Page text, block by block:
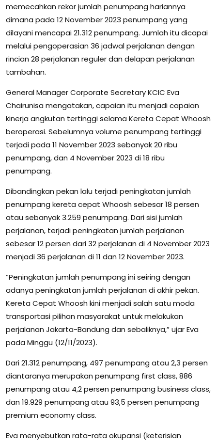
memecahkan rekor jumlah penumpang hariannya
dimana pada 12 November 2023 penumpang yang
dilayani mencapai 21.312 penumpang. Jumlah itu dicapai
melalui pengoperasian 36 jadwal perjalanan dengan
rincian 28 perjalanan reguler dan delapan perjalanan
tambahan.
General Manager Corporate Secretary KCIC Eva
Chairunisa mengatakan, capaian itu menjadi capaian
kinerja angkutan tertinggi selama Kereta Cepat Whoosh
beroperasi. Sebelumnya volume penumpang tertinggi
terjadi pada 11 November 2023 sebanyak 20 ribu
penumpang, dan 4 November 2023 di 18 ribu
penumpang.
Dibandingkan pekan lalu terjadi peningkatan jumlah
penumpang kereta cepat Whoosh sebesar 18 persen
atau sebanyak 3.259 penumpang. Dari sisi jumlah
perjalanan, terjadi peningkatan jumlah perjalanan
sebesar 12 persen dari 32 perjalanan di 4 November 2023
menjadi 36 perjalanan di 11 dan 12 November 2023.
“Peningkatan jumlah penumpang ini seiring dengan
adanya peningkatan jumlah perjalanan di akhir pekan.
Kereta Cepat Whoosh kini menjadi salah satu moda
transportasi pilihan masyarakat untuk melakukan
perjalanan Jakarta-Bandung dan sebaliknya,” ujar Eva
pada Minggu (12/11/2023).
Dari 21.312 penumpang, 497 penumpang atau 2,3 persen
diantaranya merupakan penumpang first class, 886
penumpang atau 4,2 persen penumpang business class,
dan 19.929 penumpang atau 93,5 persen penumpang
premium economy class.
Eva menyebutkan rata-rata okupansi (keterisian